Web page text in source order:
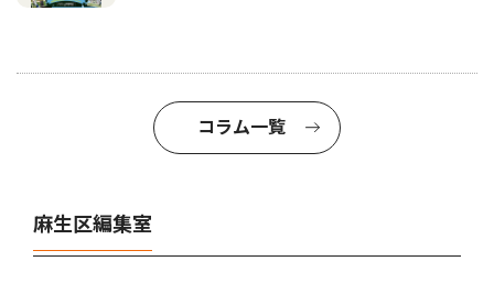
コラム一覧
麻生区編集室